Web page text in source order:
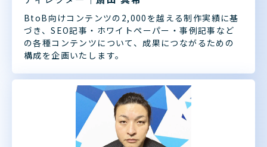
BtoB向けコンテンツの2,000を越える制作実績に基
づき、SEO記事・ホワイトペーパー・事例記事など
の各種コンテンツについて、成果につながるための
構成を企画いたします。